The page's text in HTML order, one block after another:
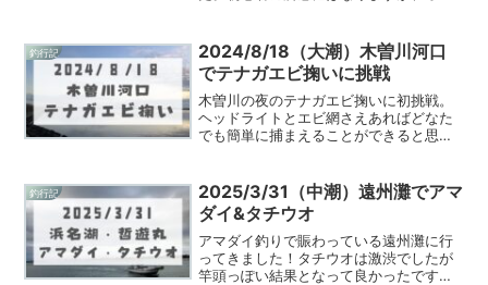
釣行記
2024/8/18（大潮）木曽川河口
でテナガエビ掬いに挑戦
木曽川の夜のテナガエビ掬いに初挑戦。
ヘッドライトとエビ網さえあればどなた
でも簡単に捕まえることができると思い
釣行記
2025/3/31（中潮）遠州灘でアマ
ダイ&タチウオ
アマダイ釣りで賑わっている遠州灘に行
ってきました！タチウオは激渋でしたが
竿頭っぽい結果となって良かったです＾